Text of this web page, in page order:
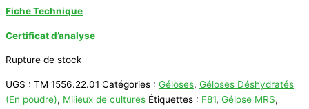
Fiche Technique
Certificat d’analyse
Rupture de stock
UGS : TM 1556.22.01 Catégories : Géloses, Géloses Déshydratés
(En poudre), Milieux de cultures Étiquettes : F81, Gélose MRS,